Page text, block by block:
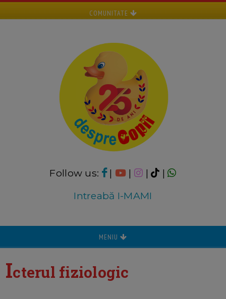
COMUNITATE
Follow us: | | |
|
Intreabă I-MAMI
MENIU
Icterul fiziologic